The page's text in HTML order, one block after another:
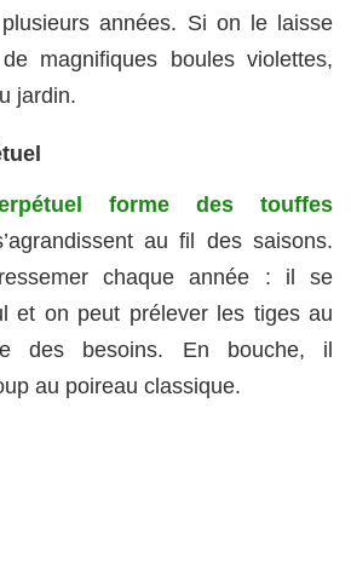
années. Si on le laisse
magnifiques boules violettes,
jardin.
forme des touffes
au fil des saisons.
chaque année : il se
et on peut prélever les tiges au
des besoins. En bouche, il
au poireau classique.